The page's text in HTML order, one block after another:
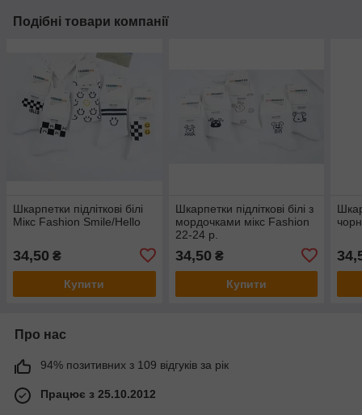
Подібні товари компанії
Шкарпетки підліткові білі
Мікс Fashion Smile/Hello
34,50 ₴
Купити
Шкарпетки підліткові білі з
мордочками мікс Fashion
22-24 р.
34,50 ₴
Купити
Про нас
94% позитивних з 109 відгуків за рік
Працює з 25.10.2012